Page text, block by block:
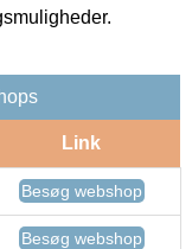
Link
Besøg webshop
Besøg webshop